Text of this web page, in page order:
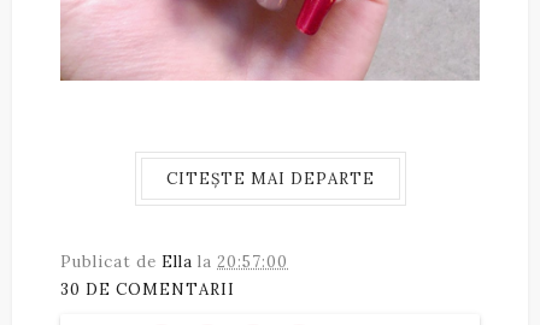
CITEȘTE MAI DEPARTE
Publicat de Ella la 20:57:00
30 DE COMENTARII